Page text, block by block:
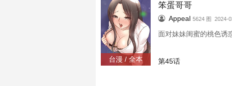
台漫 / 全本
笨蛋哥哥
Appeal 5624 图 2024-
面对妹妹闺蜜的桃色诱
第45话